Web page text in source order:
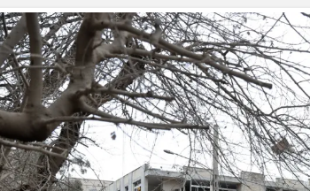
ساز‌های همیشه ناکوک!